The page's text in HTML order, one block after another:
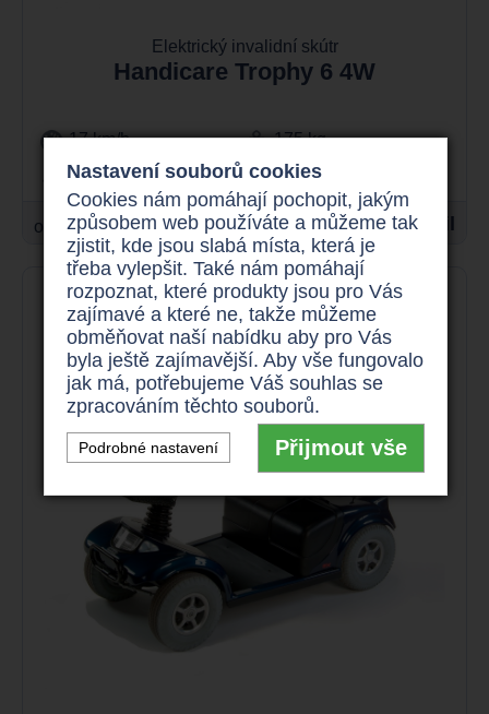
Elektrický invalidní skútr
Handicare Trophy 6 4W
17 km/h
175 kg
až 60 km
625 W
od 56.900 Kč Detail
Nastavení souborů cookies
Cookies nám pomáhají pochopit, jakým
způsobem web používáte a můžeme tak
zjistit, kde jsou slabá místa, která je
třeba vylepšit. Také nám pomáhají
rozpoznat, které produkty jsou pro Vás
zajímavé a které ne, takže můžeme
obměňovat naší nabídku aby pro Vás
byla ještě zajímavější. Aby vše fungovalo
jak má, potřebujeme Váš souhlas se
zpracováním těchto souborů.
Podrobné nastavení Přijmout vše